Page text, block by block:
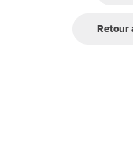
Retour